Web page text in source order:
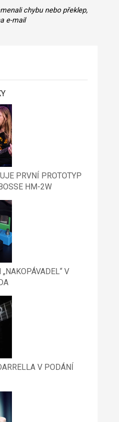
chybu nebo překlep,
e-mail
PRVNÍ PROTOTYP
HM-2W
V
V PODÁNÍ